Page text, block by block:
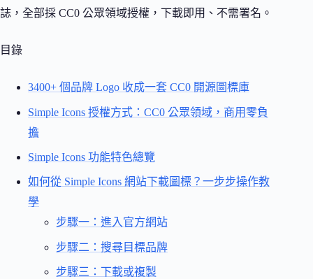
誌，全部採 CC0 公眾領域授權，下載即用、不需署名。
目錄
3400+ 個品牌 Logo 收成一套 CC0 開源圖標庫
Simple Icons 授權方式：CC0 公眾領域，商用零負
擔
Simple Icons 功能特色總覽
如何從 Simple Icons 網站下載圖標？一步步操作教
學
步驟一：進入官方網站
步驟二：搜尋目標品牌
步驟三：下載或複製